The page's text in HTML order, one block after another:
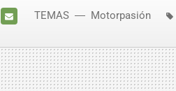
MAIL
TEMAS Motorpasión